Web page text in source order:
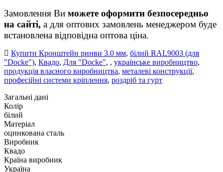
Замовлення Ви можете оформити безпосередньо
на сайті, а для оптових замовлень менеджером буде
встановлена відповідна оптова ціна.
Купити Кронштейн ринви 3.0 мм, білий RAL9003 (для
"Docke"), Квадо, Для "Docke", , українське виробництво,
продукція власного виробництва, металеві конструкції,
професійні системи кріплення, роздріб та гурт
Загальні дані
Колір
білий
Матеріал
оцинкована сталь
Виробник
Квадо
Країна виробник
Україна